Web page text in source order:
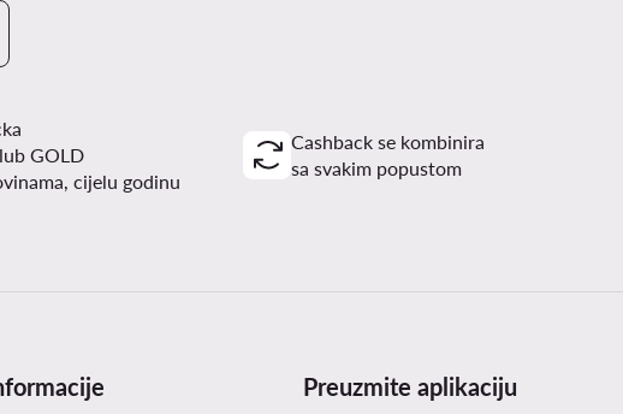
GOLD
cijelu godinu
Cashback se kombinira
sa svakim popustom
Preuzmite aplikaciju